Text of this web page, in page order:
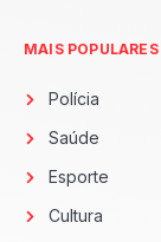
MAIS POPULARES
Polícia
Saúde
Esporte
Cultura